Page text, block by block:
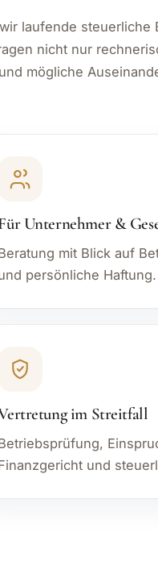
laufende steuerliche
nicht nur
mögliche
Unternehmer &
mit Blick auf
persönliche Haftung.
im Streitfall
und